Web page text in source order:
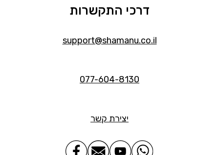
דרכי התקשרות
support@shamanu.co.il
077-604-8130
יצירת קשר